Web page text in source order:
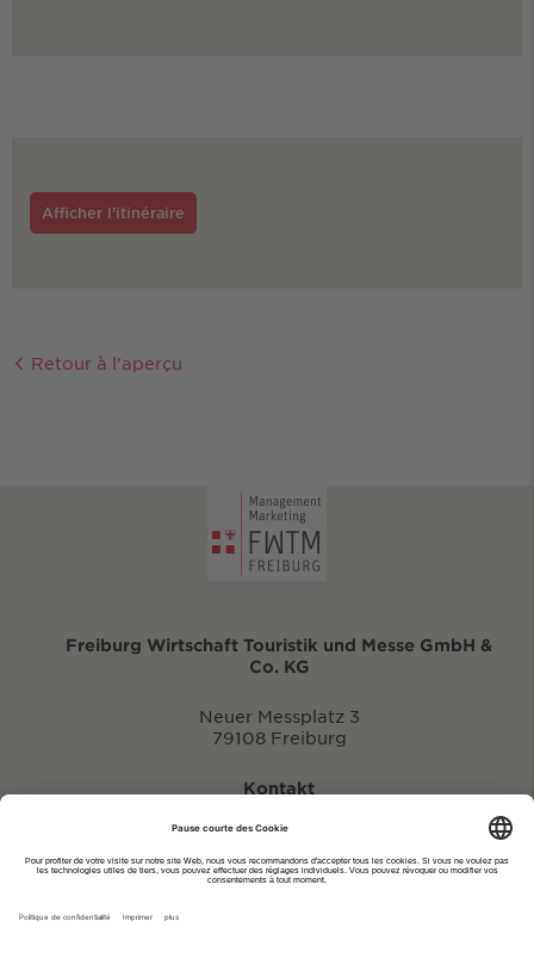
Afficher l'itinéraire
Retour à l'aperçu
Freiburg Wirtschaft Touristik und Messe GmbH &
Co. KG
Neuer Messplatz 3
79108 Freiburg
Kontakt
eventportal@fwtm.de